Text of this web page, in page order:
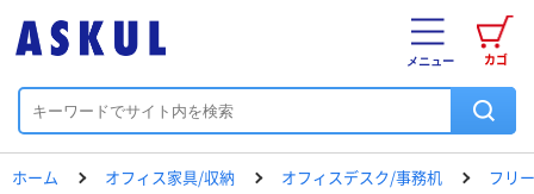
カゴ
メニュー
ホーム オフィス家具/収納 オフィスデスク/事務机 フリ